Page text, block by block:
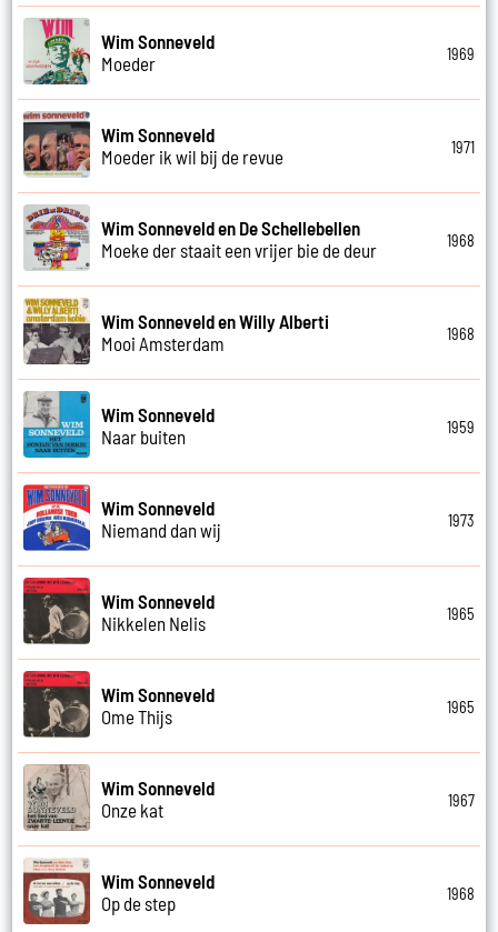
Wim Sonneveld
Moeder
1969
Wim Sonneveld
Moeder ik wil bij de revue
1971
Wim Sonneveld en De Schellebellen
Moeke der staait een vrijer bie de deur
1968
Wim Sonneveld en Willy Alberti
Mooi Amsterdam
1968
Wim Sonneveld
Naar buiten
1959
Wim Sonneveld
Niemand dan wij
1973
Wim Sonneveld
Nikkelen Nelis
1965
Wim Sonneveld
Ome Thijs
1965
Wim Sonneveld
Onze kat
1967
Wim Sonneveld
Op de step
1968